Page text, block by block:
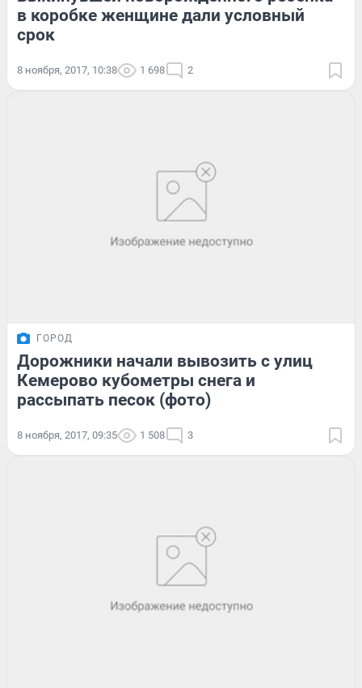
в коробке женщине дали условный
срок
8 ноября, 2017, 10:38 1 698 2
ГОРОД
Дорожники начали вывозить с улиц
Кемерово кубометры снега и
рассыпать песок (фото)
8 ноября, 2017, 09:35 1 508 3